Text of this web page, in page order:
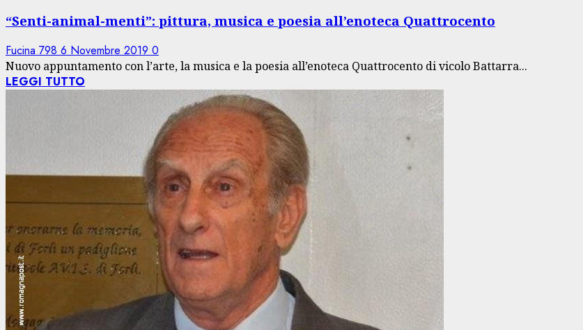
“Senti-animal-menti”: pittura, musica e poesia all’enoteca Quattrocento
Fucina 798 6 Novembre 2019 0
Nuovo appuntamento con l’arte, la musica e la poesia all’enoteca Quattrocento di vicolo Battarra...
LEGGI TUTTO